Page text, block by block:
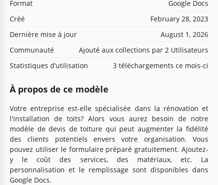
Format
Google Docs
Créé
February 28, 2023
Dernière mise à jour
August 1, 2026
Communauté
Ajouté aux collections par 2 Utilisateurs
Statistiques d’utilisation
3 téléchargements ce mois-ci
À propos de ce modèle
Votre entreprise est-elle spécialisée dans la rénovation et
l'installation de toits? Alors vous aurez besoin de notre
modèle de devis de toiture qui peut augmenter la fidélité
des clients potentiels envers votre organisation. Vous
pouvez utiliser le formulaire préparé gratuitement. Ajoutez-
y le coût des services, des matériaux, etc. La
personnalisation et le remplissage sont disponibles dans
Google Docs.